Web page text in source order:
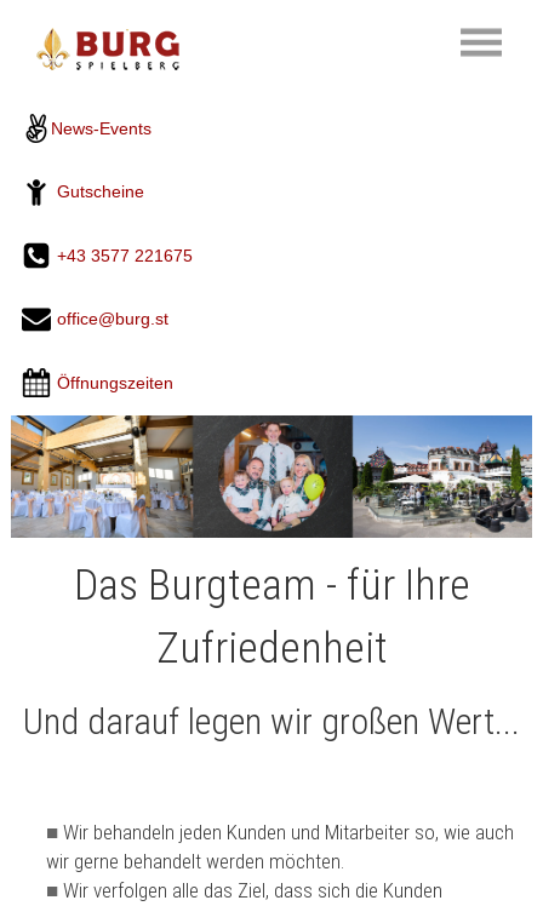
News-Events
Gutscheine
+43 3577 221675
office@burg.st
Öffnungszeiten
Das Burgteam - für Ihre
Zufriedenheit
Und darauf legen wir großen Wert...
Wir behandeln jeden Kunden und Mitarbeiter so, wie auch
wir gerne behandelt werden möchten.
Wir verfolgen alle das Ziel, dass sich die Kunden